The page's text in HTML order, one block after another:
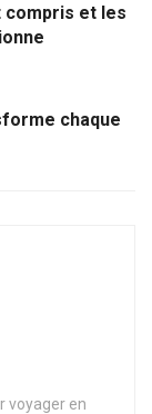
compris et les
chaque
voyager en